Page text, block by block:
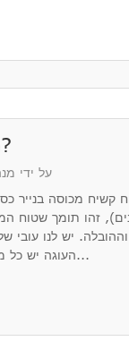
מה זה לוח עוגה?
על ידי מנהל
קשיח מכוסה בנייר
זהו תומך שטוח
העוגה יש כל מיני עוביים, ובשמש עם...